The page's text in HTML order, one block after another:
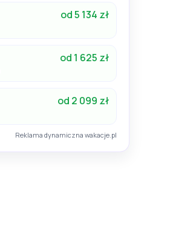
od 5 134 zł
od 1 625 zł
od 2 099 zł
Reklama dynamiczna wakacje.pl